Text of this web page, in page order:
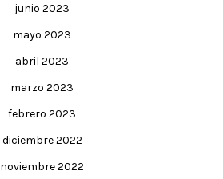
junio 2023
mayo 2023
abril 2023
marzo 2023
febrero 2023
diciembre 2022
noviembre 2022